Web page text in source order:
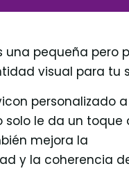
una pequeña pero
visual para tu
personalizado
solo le da un toque
mejora la
y la coherencia